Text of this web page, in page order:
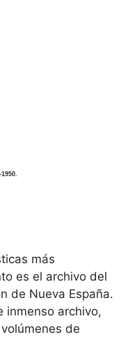
más
es el archivo del
de Nueva España.
inmenso archivo,
de